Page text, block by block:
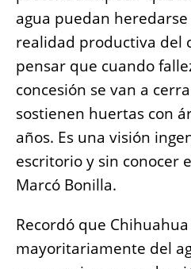
agua puedan heredarse
realidad productiva del
pensar que cuando
concesión se van a
sostienen huertas con
años. Es una visión
escritorio y sin conocer
Marcó Bonilla.
Recordó que
mayoritariamente del